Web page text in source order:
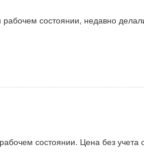
состоянии, недавно
состоянии. Цена без